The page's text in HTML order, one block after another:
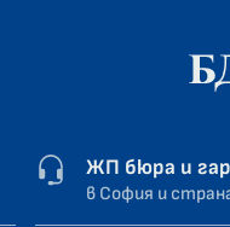
ЖП бюра и
в София и